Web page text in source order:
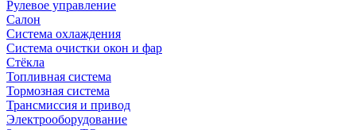
Рулевое управление
Салон
Система охлаждения
Система очистки окон и фар
Стёкла
Топливная система
Тормозная система
Трансмиссия и привод
Электрооборудование